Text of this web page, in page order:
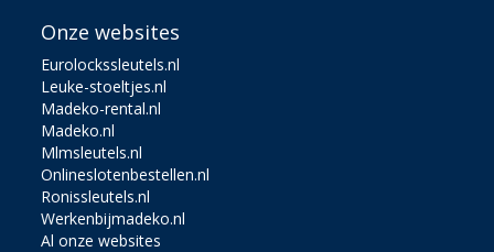
Onze websites
Eurolockssleutels.nl
Leuke-stoeltjes.nl
Madeko-rental.nl
Madeko.nl
Mlmsleutels.nl
Onlineslotenbestellen.nl
Ronissleutels.nl
Werkenbijmadeko.nl
Al onze websites